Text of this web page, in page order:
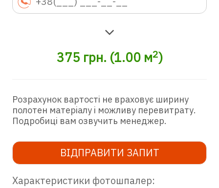
375 грн. (1.00м2)
Розрахунок вартості не враховує ширину
полотен матеріалу і можливу перевитрату.
Подробиці вам озвучить менеджер.
ВІДПРАВИТИ ЗАПИТ
Характеристики фотошпалер: